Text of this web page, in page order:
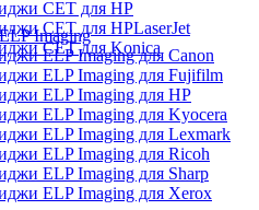
CET для HP
CET для HPLaserJet
CET для Konica
Imaging
ELP Imaging для Canon
ELP Imaging для Fujifilm
ELP Imaging для HP
ELP Imaging для Kyocera
ELP Imaging для Lexmark
ELP Imaging для Ricoh
ELP Imaging для Sharp
ELP Imaging для Xerox